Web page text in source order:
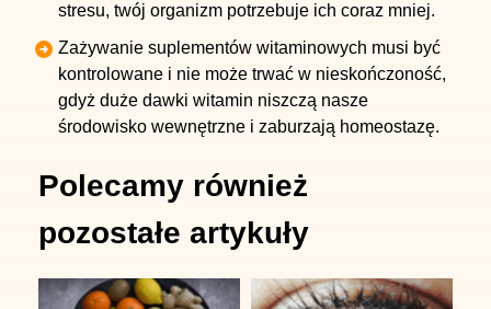
stresu, twój organizm potrzebuje ich coraz mniej.
Zażywanie suplementów witaminowych musi być
kontrolowane i nie może trwać w nieskończoność,
gdyż duże dawki witamin niszczą nasze
środowisko wewnętrzne i zaburzają homeostazę.
Dane kontaktowe
IMC Centrum Zdrowia
ul. Strzelińska 41
55-010 Żerniki Wrocławskie
Polecamy również
pozostałe artykuły